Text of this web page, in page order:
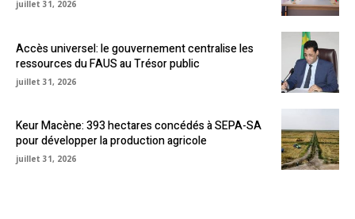
juillet 31, 2026
Accès universel: le gouvernement centralise les
ressources du FAUS au Trésor public
juillet 31, 2026
Keur Macène: 393 hectares concédés à SEPA-SA
pour développer la production agricole
juillet 31, 2026